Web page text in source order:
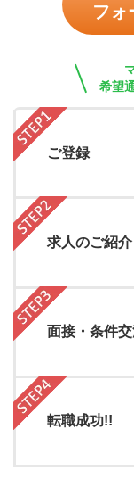
フォ
希望
ご登録
求人のご紹介
面接・条件
転職成功!!